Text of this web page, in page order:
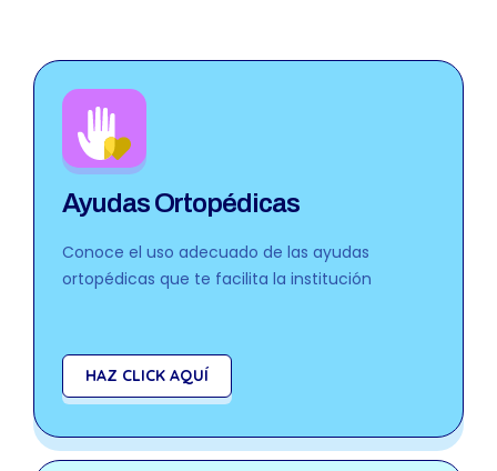
Ayudas Ortopédicas
Conoce el uso adecuado de las ayudas
ortopédicas que te facilita la institución
HAZ CLICK AQUÍ